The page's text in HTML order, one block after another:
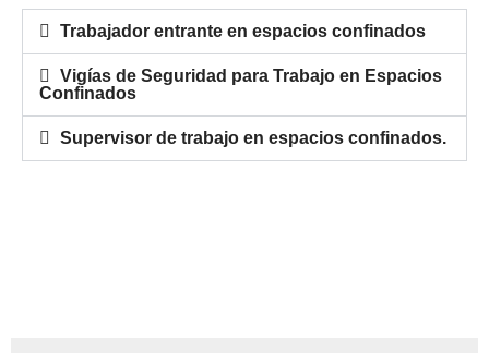
Trabajador entrante en espacios confinados
Vigías de Seguridad para Trabajo en Espacios
Confinados
Supervisor de trabajo en espacios confinados.